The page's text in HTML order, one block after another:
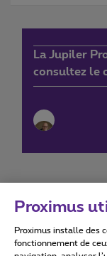
La Jupiler
consultez le
Conditions
Proximus
Proximus installe des
fonctionnement de